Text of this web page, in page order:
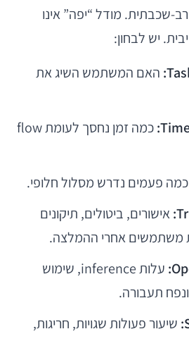
שכבתית. מודל “יפה” אינו
יש לבחון:
האם המשתמש השיג את
כמה זמן נחסך לעומת flow
כמה פעמים נדרש מסלול חלופי.
אישורים, ביטולים, תיקונים
משתמשים אחרי ההמלצה.
עלות inference, שימוש
ונפח תעבורה.
שיעור פעולות שגויות, חריגות,